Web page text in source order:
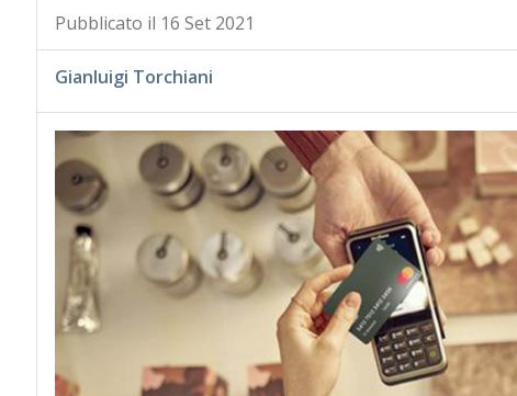
Pubblicato il 16 Set 2021
Gianluigi Torchiani